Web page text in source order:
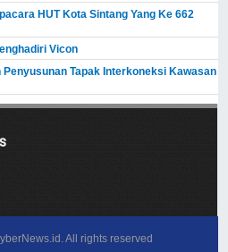
HUT Kota Sintang Yang Ke 662
Vicon
Tapak Interkoneksi Kawasan
. All rights reserved